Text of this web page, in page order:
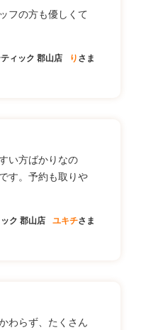
フの方も優しくて
ィック 郡山店 り さま
い方ばかりなの
す。予約も取りや
ク 郡山店 ユキチさま
わらず、たくさん